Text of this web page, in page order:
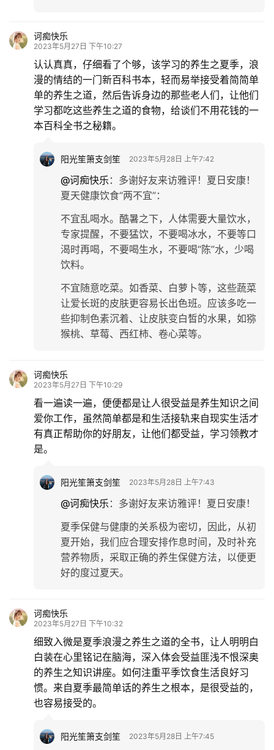
诃痴快乐
2023年5月27日 下午10:27
认认真真，仔细看了个够，该学习的养生之夏季，浪
漫的情结的一门新百科书本，轻而易举接受着简简单
单的养生之道，然后告诉身边的那些老人们，让他们
学习都吃这些养生之道的食物，给谈们不用花钱的一
本百科全书之秘籍。
阳光笙箫支剑笙 2023年5月28日 上午7:42
@诃痴快乐 ： 多谢好友来访雅评！夏日安康！
夏天健康饮食“两不宜”：
不宜乱喝水。酷暑之下，人体需要大量饮水，
专家提醒，不要猛饮，不要喝冰水，不要等口
渴时再喝，不要喝生水，不要喝“陈”水，少喝
饮料。
不宜随意吃菜。如香菜、白萝卜等，这些蔬菜
让爱长斑的皮肤更容易长出色班。应该多吃一
些抑制色素沉着、让皮肤变白皙的水果，如猕
猴桃、草莓、西红柿、卷心菜等。
诃痴快乐
2023年5月27日 下午10:29
看一遍读一遍，便便都是让人很受益是养生知识之间
爱你工作，虽然简单都是和生活接轨来自现实生活才
有真正帮助你的好朋友，让他们都受益，学习领教才
是。
阳光笙箫支剑笙 2023年5月28日 上午7:43
@诃痴快乐 ： 多谢好友来访雅评！夏日安康！
夏季保健与健康的关系极为密切，因此，从初
夏开始，我们应合理安排作息时间，及时补充
营养物质，采取正确的养生保健方法，以便更
好的度过夏天。
诃痴快乐
2023年5月27日 下午10:32
细致入微是夏季浪漫之养生之道的全书，让人明明白
白装在心里铭记在脑海，深入体会受益匪浅不恨深奥
的养生之知识讲座。如何注重平季饮食生活良好习
惯。来自夏季最简单话的养生之根本，是很受益的，
也容易接受的。
阳光笙箫支剑笙 2023年5月28日 上午7:45